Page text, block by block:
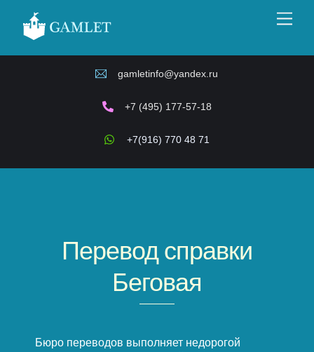
content
gamletinfo@yandex.ru
+7 (495) 177-57-18
+7(916) 770 48 71
Перевод справки
Беговая
Бюро переводов выполняет недорогой